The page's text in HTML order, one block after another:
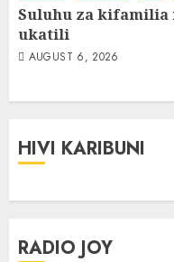
Suluhu za kifamilia
ukatili
AUGUST 6, 2026
HIVI KARIBUNI
RADIO JOY